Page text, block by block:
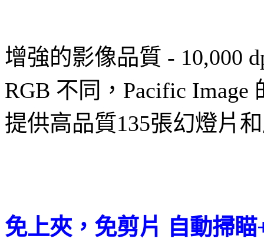
增強的影像品質 - 10,000
RGB 不同，Pacific
提供高品質135張幻燈片
免上夾，免剪片 自動掃